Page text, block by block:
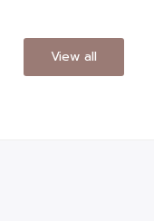
View all